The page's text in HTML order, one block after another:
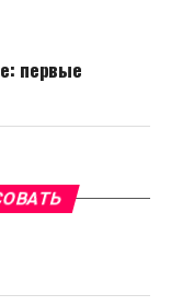
первые